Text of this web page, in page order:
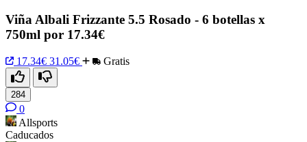
Viña Albali Frizzante 5.5 Rosado - 6 botellas x
750ml por 17.34€
17.34€ 31.05€ Gratis
284
0
Allsports
Caducados